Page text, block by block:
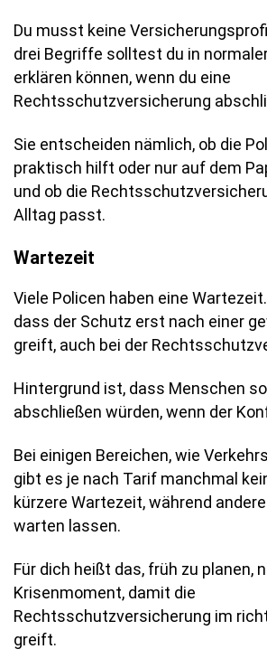
Du musst keine
drei Begriffe solltest du in
erklären können, wenn du eine
Rechtsschutzversicherung
Sie entscheiden nämlich, ob die
praktisch hilft oder nur auf dem
und ob die
Alltag passt.
Wartezeit
Viele Policen haben eine
dass der Schutz erst nach einer
greift, auch bei der
Hintergrund ist, dass Menschen
abschließen würden, wenn der
Bei einigen Bereichen, wie
gibt es je nach Tarif manchmal
kürzere Wartezeit, während
warten lassen.
Für dich heißt das, früh zu planen,
Krisenmoment, damit die
Rechtsschutzversicherung im
greift.